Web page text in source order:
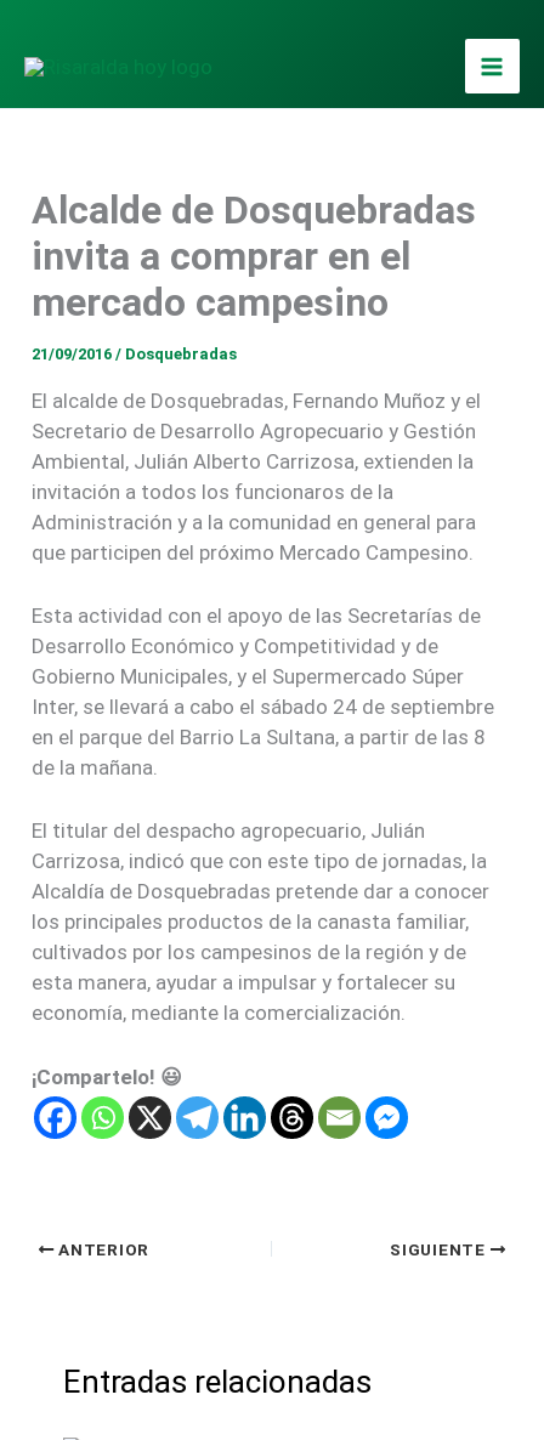
contenido
Alcalde de Dosquebradas
invita a comprar en el
mercado campesino
21/09/2016/ Dosquebradas
El alcalde de Dosquebradas, Fernando Muñoz y el
Secretario de Desarrollo Agropecuario y Gestión
Ambiental, Julián Alberto Carrizosa, extienden la
invitación a todos los funcionaros de la
Administración y a la comunidad en general para
que participen del próximo Mercado Campesino.
Esta actividad con el apoyo de las Secretarías de
Desarrollo Económico y Competitividad y de
Gobierno Municipales, y el Supermercado Súper
Inter, se llevará a cabo el sábado 24 de septiembre
en el parque del Barrio La Sultana, a partir de las 8
de la mañana.
El titular del despacho agropecuario, Julián
Carrizosa, indicó que con este tipo de jornadas, la
Alcaldía de Dosquebradas pretende dar a conocer
los principales productos de la canasta familiar,
cultivados por los campesinos de la región y de
esta manera, ayudar a impulsar y fortalecer su
economía, mediante la comercialización.
¡Compartelo! 😃
ANTERIOR SIGUIENTE
Entradas relacionadas